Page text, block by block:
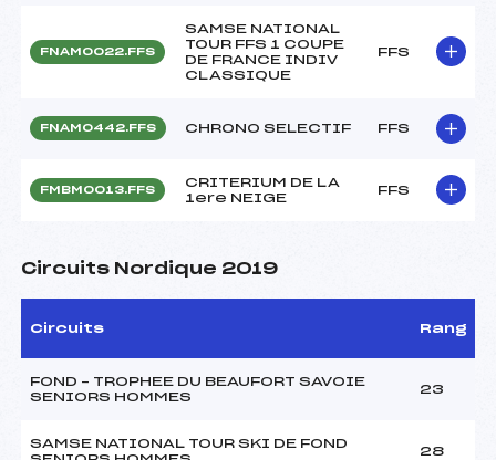
FNAM0022.FFS
SAMSE NATIONAL
TOUR FFS 1 COUPE
DE FRANCE INDIV
CLASSIQUE
FFS
FNAM0442.FFS CHRONO SELECTIF FFS
FMBM0013.FFS
CRITERIUM DE LA
1ere NEIGE
FFS
Circuits Nordique 2019
Circuits Rang
FOND – TROPHEE DU BEAUFORT SAVOIE
SENIORS HOMMES
23
SAMSE NATIONAL TOUR SKI DE FOND
28